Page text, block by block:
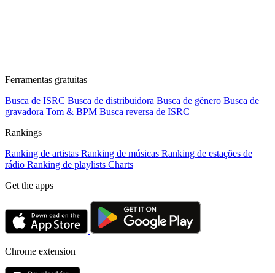
Ferramentas gratuitas
Busca de ISRC Busca de distribuidora Busca de gênero Busca de
gravadora Tom & BPM Busca reversa de ISRC
Rankings
Ranking de artistas Ranking de músicas Ranking de estações de
rádio Ranking de playlists Charts
Get the apps
Chrome extension